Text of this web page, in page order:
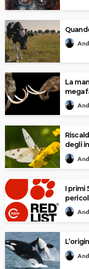
La
degli
I primi